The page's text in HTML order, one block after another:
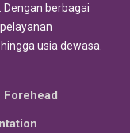
berbagai
usia dewasa.
Forehead